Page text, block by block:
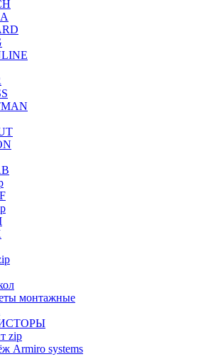
монтажные
zip
Armiro systems